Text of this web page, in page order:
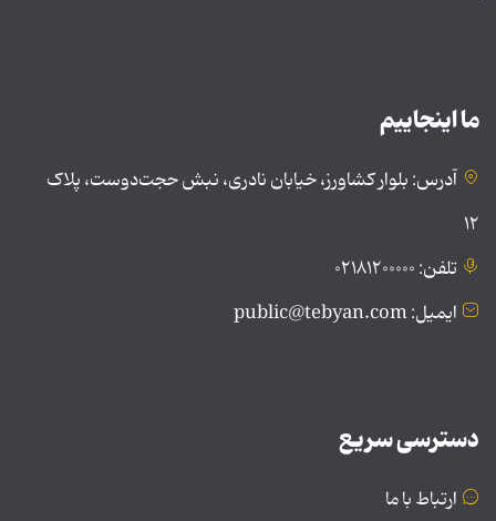
ما اینجاییم
آدرس: بلوار کشاورز، خیابان نادری، نبش حجت‌دوست، پلاک
۱۲
تلفن: ۰۲۱۸۱۲۰۰۰۰۰
ایمیل: public@tebyan.com
دسترسی سریع
ارتباط با ما